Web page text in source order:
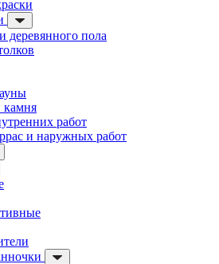
деревянного пола
камня
работ
и наружных работ